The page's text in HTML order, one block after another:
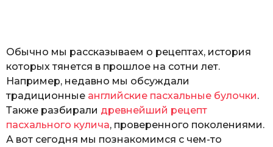
Обычно мы рассказываем о рецептах, история
которых тянется в прошлое на сотни лет.
Например, недавно мы обсуждали
традиционные английские пасхальные булочки.
Также разбирали древнейший рецепт
пасхального кулича, проверенного поколениями.
А вот сегодня мы познакомимся с чем-то